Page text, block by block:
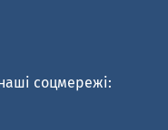
соцмережі: